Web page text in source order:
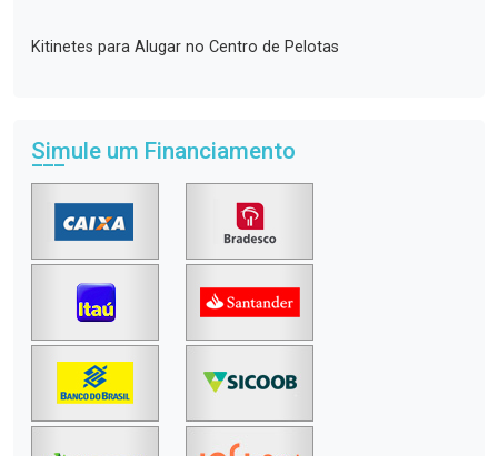
Kitinetes para Alugar no Centro de Pelotas
Simule um Financiamento